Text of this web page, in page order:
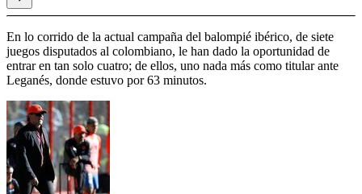
En lo corrido de la actual campaña del balompié ibérico, de siete
juegos disputados al colombiano, le han dado la oportunidad de
entrar en tan solo cuatro; de ellos, uno nada más como titular ante
Leganés, donde estuvo por 63 minutos.